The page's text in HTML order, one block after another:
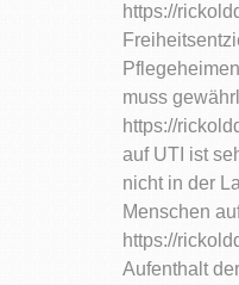
https://
muss
https://
auf UTI ist
nicht in der
Menschen
https://
Aufenthalt